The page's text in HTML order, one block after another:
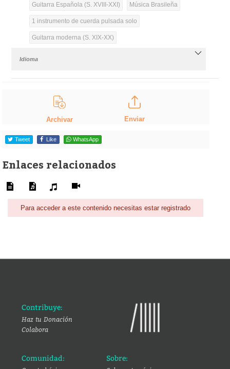
Guitarra Española (S. XVIII-XXI) Música Brasileña
1 instrumento de cuerda pulsada solo
Guitarra moderna (S. XIX-XX)
Idioma
Archivar Enviar
Tweet Like WhatsApp
Enlaces relacionados
Para acceder a este contenido necesitas estar registrado
Contribuye:
Haz tu Donación
Colabora
Comunidad: Sobre: